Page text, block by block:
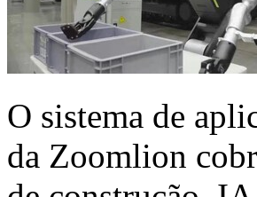
O sistema de
da Zoomlion